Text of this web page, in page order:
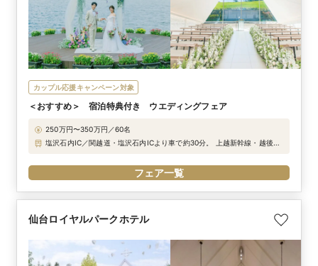
カップル応援キャンペーン対象
＜おすすめ＞ 宿泊特典付き ウエディングフェア
250万円〜350万円／60名
塩沢石内IC／関越道・塩沢石内ICより車で約30分。 上越新幹線・越後湯
フェア一覧
仙台ロイヤルパークホテル